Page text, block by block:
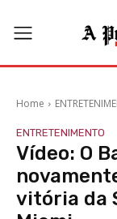
Home
ENTRETENIMENTO
Vídeo: O
vitória da